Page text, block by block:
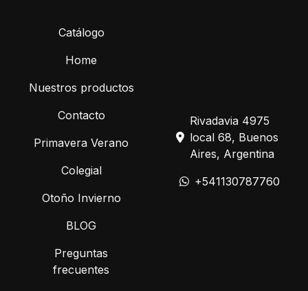
Catálogo
Home
Nuestros productos
Contacto
Primavera Verano
Colegial
Otoño Invierno
BLOG
Preguntas
frecuentes
Rivadavia 4975
local 68, Buenos
Aires, Argentina
+541130787760